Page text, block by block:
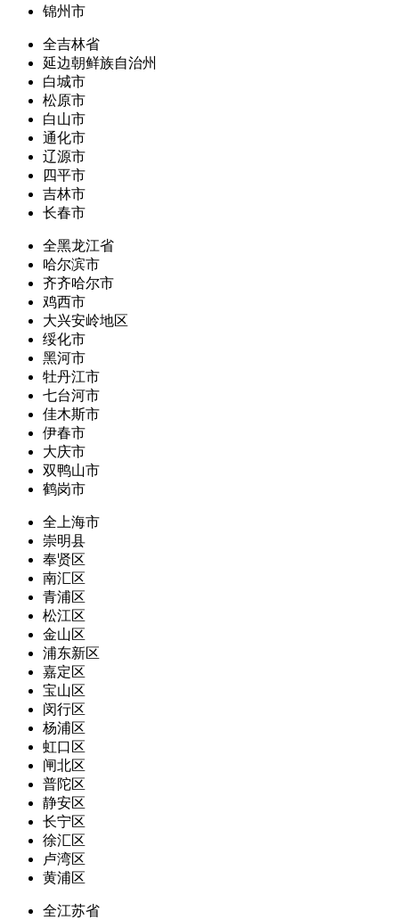
锦州市
全吉林省
延边朝鲜族自治州
白城市
松原市
白山市
通化市
辽源市
四平市
吉林市
长春市
全黑龙江省
哈尔滨市
齐齐哈尔市
鸡西市
大兴安岭地区
绥化市
黑河市
牡丹江市
七台河市
佳木斯市
伊春市
大庆市
双鸭山市
鹤岗市
全上海市
崇明县
奉贤区
南汇区
青浦区
松江区
金山区
浦东新区
嘉定区
宝山区
闵行区
杨浦区
虹口区
闸北区
普陀区
静安区
长宁区
徐汇区
卢湾区
黄浦区
全江苏省